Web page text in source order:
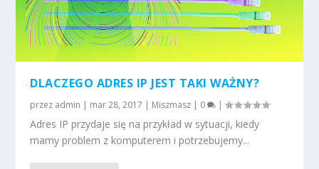
DLACZEGO ADRES IP JEST TAKI WAŻNY?
przez admin | mar 28, 2017 | Miszmasz | 0 |
Adres IP przydaje się na przykład w sytuacji, kiedy
mamy problem z komputerem i potrzebujemy...